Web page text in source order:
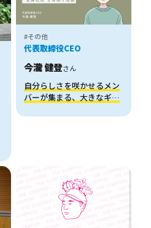
#その他
代表取締役CEO
今瀧 健登さん
自分らしさを咲かせるメン
バーが集まる、大きなギル
が“全員社長”を目指す理由